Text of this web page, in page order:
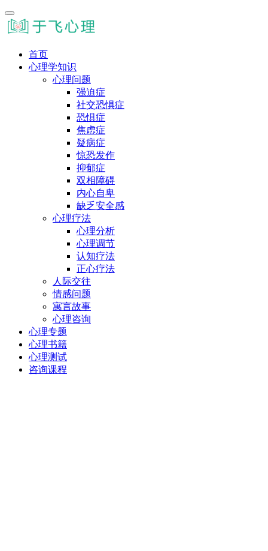
首页
心理学知识
心理问题
强迫症
社交恐惧症
恐惧症
焦虑症
疑病症
惊恐发作
抑郁症
双相障碍
内心自卑
缺乏安全感
心理疗法
心理分析
心理调节
认知疗法
正心疗法
人际交往
情感问题
寓言故事
心理咨询
心理专题
心理书籍
心理测试
咨询课程